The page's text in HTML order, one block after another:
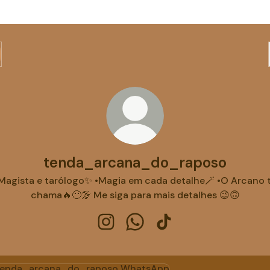
tenda_arcana_do_raposo
e tarólogo✨ •Magia em cada detalhe🪄 •O Arcano
chama🔥😶‍🌫️ Me siga para mais detalhes 😉🙃